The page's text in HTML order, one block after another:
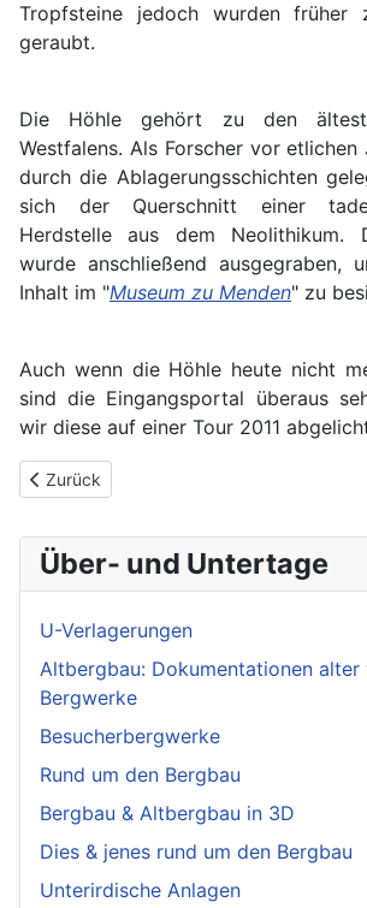
Tropfsteine jedoch wurden früher
geraubt.
Die Höhle gehört zu den
Westfalens. Als Forscher vor etlichen
durch die Ablagerungsschichten
sich der Querschnitt einer
Herdstelle aus dem Neolithikum.
wurde anschließend ausgegraben,
Inhalt im "Museum zu Menden" zu
Auch wenn die Höhle heute nicht
sind die Eingangsportal überaus
wir diese auf einer Tour 2011
Vorheriger Beitrag: Feldhofhöhle
Zurück
Über- und Untertage
U-Verlagerungen
Altbergbau: Dokumentationen alter
Bergwerke
Besucherbergwerke
Rund um den Bergbau
Bergbau & Altbergbau in 3D
Dies & jenes rund um den Bergbau
Unterirdische Anlagen